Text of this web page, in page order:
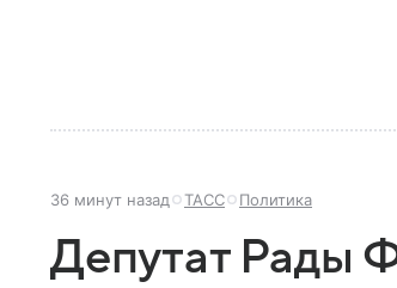
36 минут назад ТАСС Политика
Депутат Рады